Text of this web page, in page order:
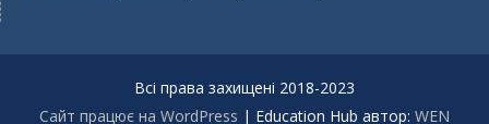
Всі права захищені 2018-2023
Сайт працює на WordPress | Education Hub автор: WEN